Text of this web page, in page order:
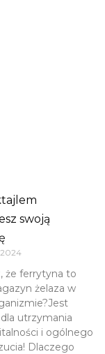
swoją
że ferrytyna to
żelaza w
utrzymania
i ogólnego
Dlaczego